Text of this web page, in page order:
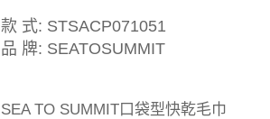
款 式: STSACP071051
品 牌: SEATOSUMMIT
SEA TO SUMMIT口袋型快乾毛巾